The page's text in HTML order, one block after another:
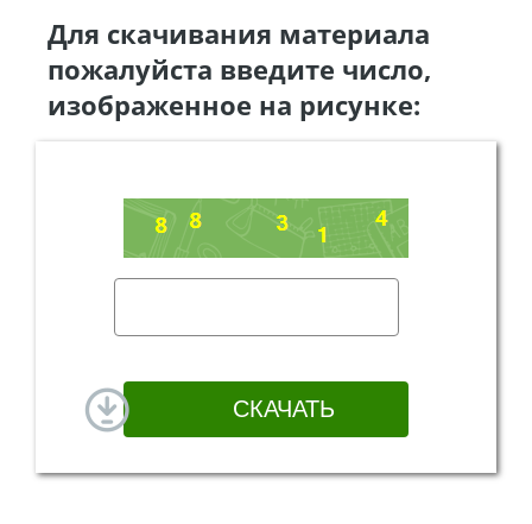
Для скачивания материала
пожалуйста введите число,
изображенное на рисунке: